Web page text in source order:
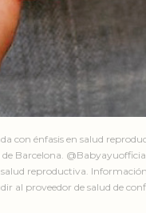
con énfasis en salud
Barcelona.
reproductiva.
al proveedor de salud de